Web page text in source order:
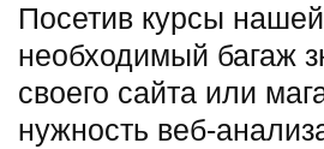
Посетив курсы
необходимый багаж
своего сайта или
нужность веб-